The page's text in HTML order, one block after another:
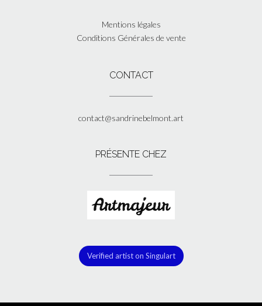
Mentions légales
Conditions Générales de vente
CONTACT
contact@sandrinebelmont.art
PRÉSENTE CHEZ
Verified artist on Singulart